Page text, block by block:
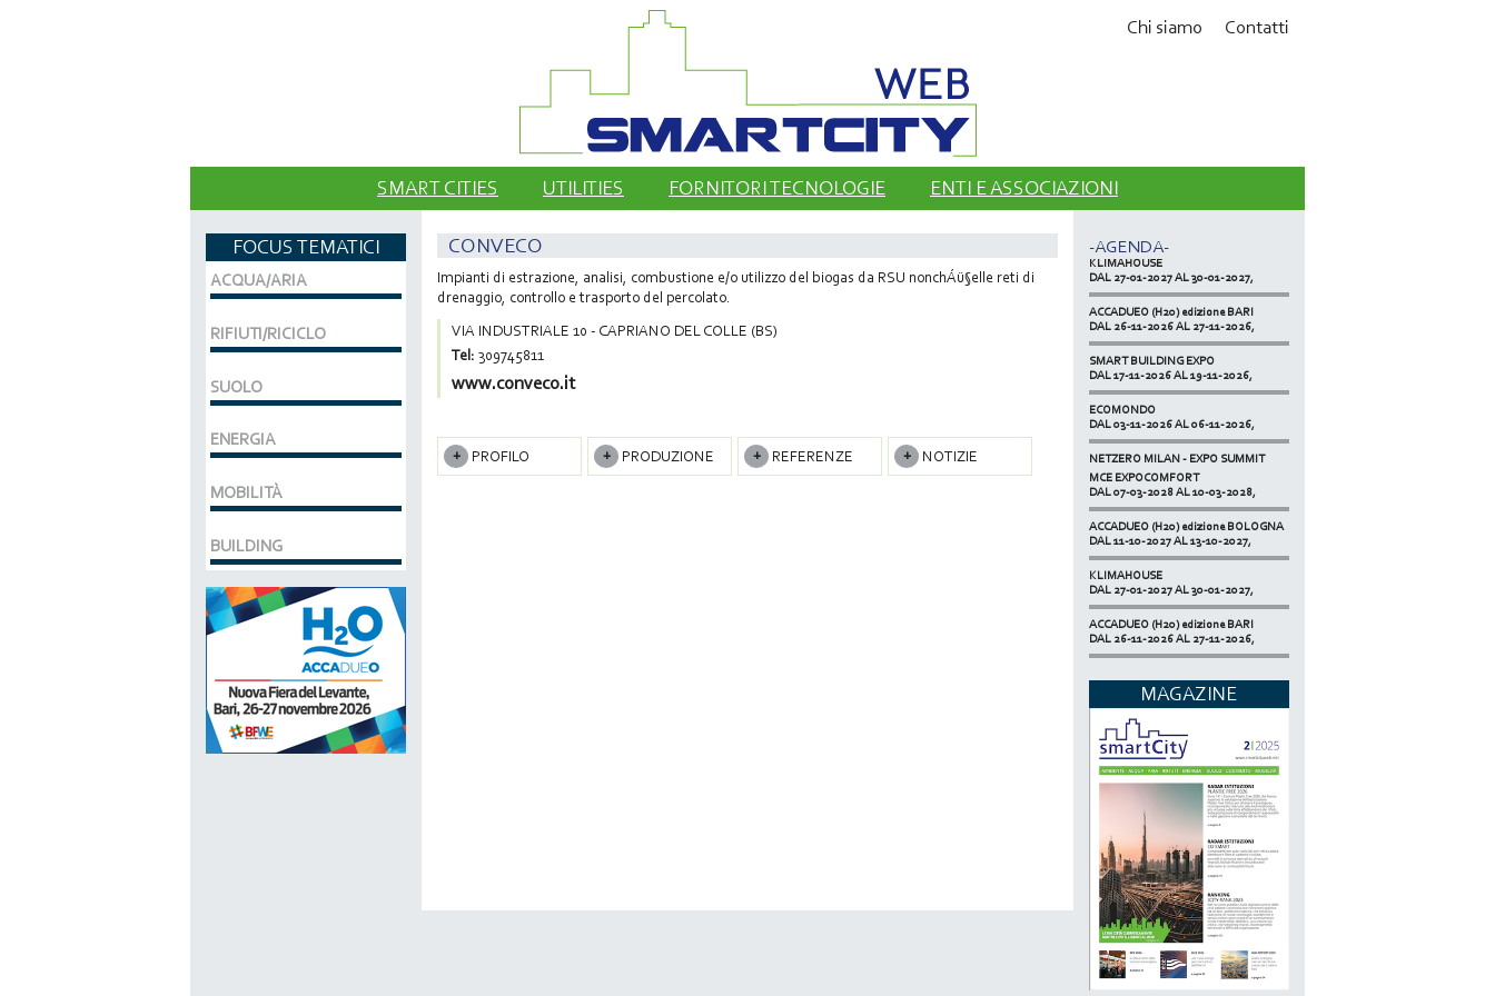
Chi siamo Contatti
SMART CITIES UTILITIES FORNITORI TECNOLOGIE ENTI E ASSOCIAZIONI
CONVECO
Impianti di estrazione, analisi, combustione e/o utilizzo del biogas da RSU nonchÁü§elle reti di
drenaggio, controllo e trasporto del percolato.
VIA INDUSTRIALE 10 - CAPRIANO DEL COLLE (BS)
Tel: 309745811
www.conveco.it
PROFILO PRODUZIONE REFERENZE NOTIZIE
FOCUS TEMATICI
ACQUA/ARIA
RIFIUTI/RICICLO
SUOLO
ENERGIA
MOBILITÀ
BUILDING
-AGENDA-
ACCADUEO (H20) edizione BOLOGNA
KLIMAHOUSE
DAL 27-01-2027 AL 30-01-2027,
ACCADUEO (H20) edizione BARI
DAL 26-11-2026 AL 27-11-2026,
SMART BUILDING EXPO
DAL 17-11-2026 AL 19-11-2026,
ECOMONDO
DAL 03-11-2026 AL 06-11-2026,
NETZERO MILAN - EXPO SUMMIT
DAL 20-10-2026 AL 22-10-2026,
MCE EXPOCOMFORT
DAL 07-03-2028 AL 10-03-2028,
ACCADUEO (H20) edizione BOLOGNA
DAL 11-10-2027 AL 13-10-2027,
KLIMAHOUSE
DAL 27-01-2027 AL 30-01-2027,
ACCADUEO (H20) edizione BARI
DAL 26-11-2026 AL 27-11-2026,
DAL 17-11-2026 AL 19-11-2026,
ECOMONDO
DAL 03-11-2026 AL 06-11-2026,
NETZERO MILAN - EXPO SUMMIT
DAL 20-10-2026 AL 22-10-2026,
MAGAZINE